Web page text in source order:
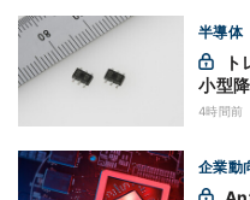
半導体
小型
4時間前
企業動